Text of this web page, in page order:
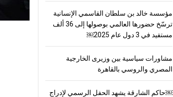
مؤسسة خالد بن سلطان القاسمي الإنسانية
ترسّخ حضورها العالمي بوصولها إلى 36 ألف
مستفيد في 3 دول عام 2025￼
مشاورات سياسية بين وزيرى الخارجية
المصري والروسي بالقاهرة
￼حاكم الشارقة يشهد الحفل الرسمي لإدراج